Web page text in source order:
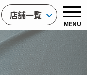
店舗一覧
MENU